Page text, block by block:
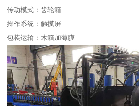
传动模式：齿轮箱
操作系统：触摸屏
包装运输：木箱加薄膜